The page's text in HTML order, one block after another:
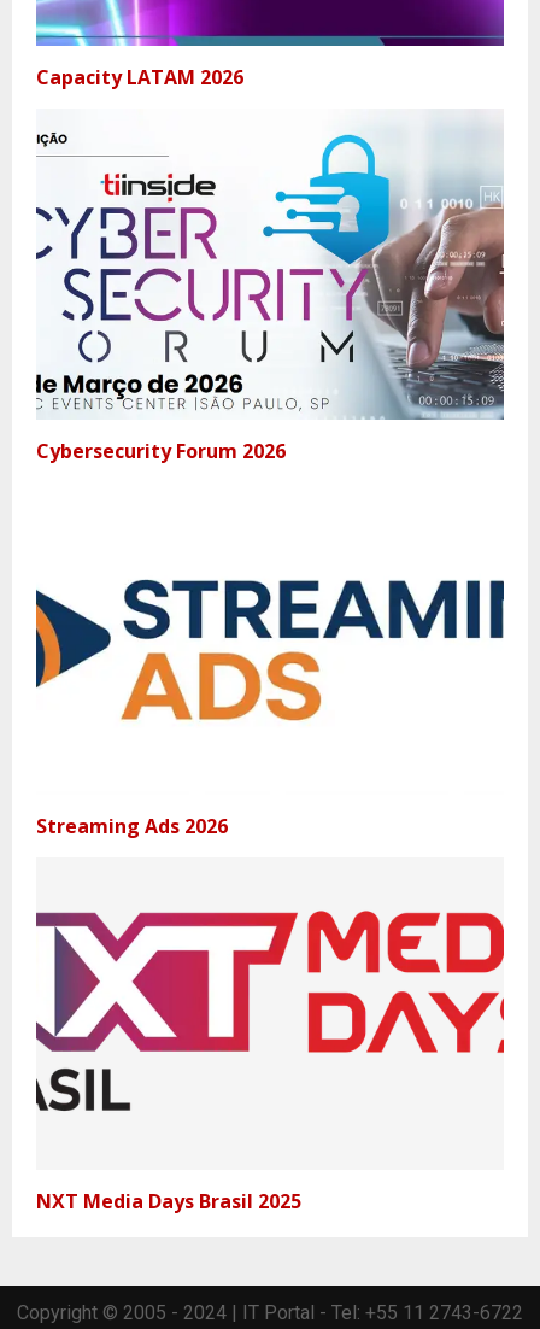
Capacity LATAM 2026
Cybersecurity Forum 2026
Streaming Ads 2026
NXT Media Days Brasil 2025
Copyright © 2005 - 2024 | IT Portal - Tel: +55 11 2743-6722